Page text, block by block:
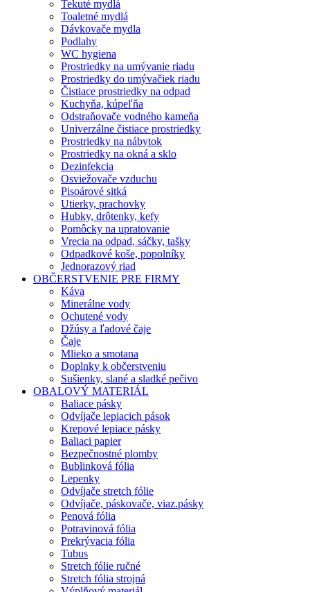
Tekuté mydlá
Toaletné mydlá
Dávkovače mydla
Podlahy
WC hygiena
Prostriedky na umývanie riadu
Prostriedky do umývačiek riadu
Čistiace prostriedky na odpad
Kuchyňa, kúpeľňa
Odstraňovače vodného kameňa
Univerzálne čistiace prostriedky
Prostriedky na nábytok
Prostriedky na okná a sklo
Dezinfekcia
Osviežovače vzduchu
Pisoárové sitká
Utierky, prachovky
Hubky, drôtenky, kefy
Pomôcky na upratovanie
Vrecia na odpad, sáčky, tašky
Odpadkové koše, popolníky
Jednorazový riad
OBČERSTVENIE PRE FIRMY
Káva
Minerálne vody
Ochutené vody
Džúsy a ľadové čaje
Čaje
Mlieko a smotana
Doplnky k občerstveniu
Sušienky, slané a sladké pečivo
OBALOVÝ MATERIÁL
Baliace pásky
Odvíjače lepiacich pások
Krepové lepiace pásky
Baliaci papier
Bezpečnostné plomby
Bublinková fólia
Lepenky
Odvíjače stretch fólie
Odvíjače, páskovače, viaz.pásky
Penová fólia
Potravinová fólia
Prekrývacia fólia
Tubus
Stretch fólie ručné
Stretch fólia strojná